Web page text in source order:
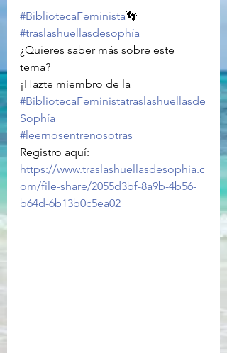
#BibliotecaFeminista👣
#traslashuellasdesophía
¿Quieres saber más sobre este
tema?
¡Hazte miembro de la
#BibliotecaFeministatraslashuellasde
Sophía
#leernosentrenosotras
Registro aquí:
https://www.traslashuellasdesophia.c
om/file-share/2055d3bf-8a9b-4b56-
b64d-6b13b0c5ea02